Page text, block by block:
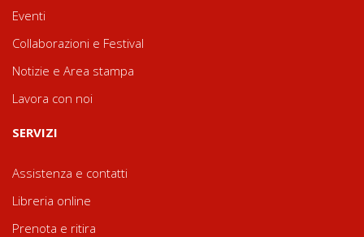
Eventi
Collaborazioni e Festival
Notizie e Area stampa
Lavora con noi
SERVIZI
Assistenza e contatti
Libreria online
Prenota e ritira